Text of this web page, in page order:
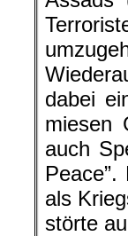
dabei
miesen
auch
als
störte